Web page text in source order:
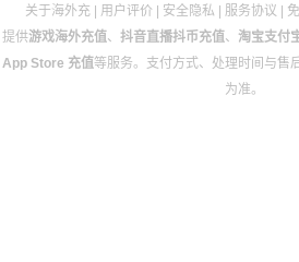
关于海外充
用户评价 安全隐私 服务协议
提供游戏海外充值、 抖音直播抖币充值、 淘宝支付
App Store 充值等服务。支付方式、处理时间与售
为准。